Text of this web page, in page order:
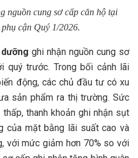
nguồn cung sơ cấp căn hộ tại
cận Quý 1/2026.
ghi nhận nguồn cung sơ
quý trước. Trong bối cảnh lãi
động, các chủ đầu tư có xu
sản phẩm ra thị trường. Sức
thanh khoản ghi nhận sụt
của mặt bằng lãi suất cao và
với mức giảm hơn 70% so với